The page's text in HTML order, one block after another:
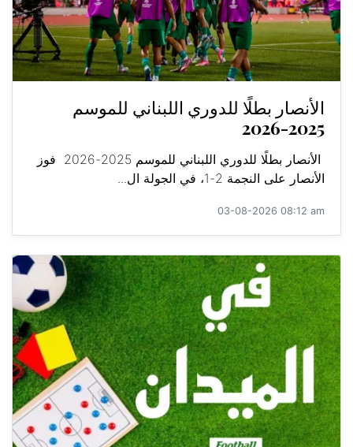
الأنصار بطلًا للدوري اللبناني للموسم
2025-2026
الأنصار بطلًا للدوري اللبناني للموسم 2025-2026 فوز
الأنصار على النجمة 2-1، في الجولة ال...
03-08-2026 08:12 am